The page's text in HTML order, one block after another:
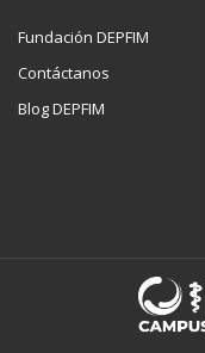
Fundación DEPFIM
Contáctanos
Blog DEPFIM